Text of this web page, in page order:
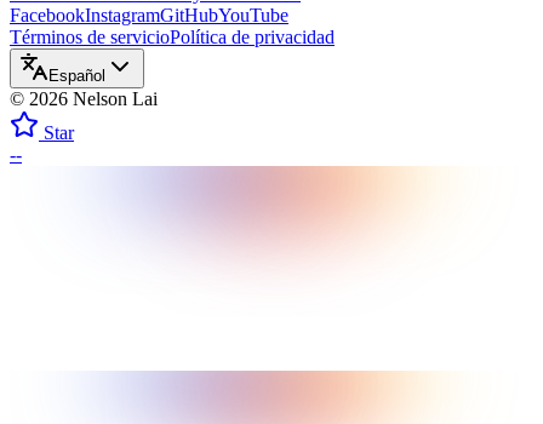
FacebookInstagramGitHubYouTube
Términos de servicioPolítica de privacidad
Español
© 2026 Nelson Lai
Star
--